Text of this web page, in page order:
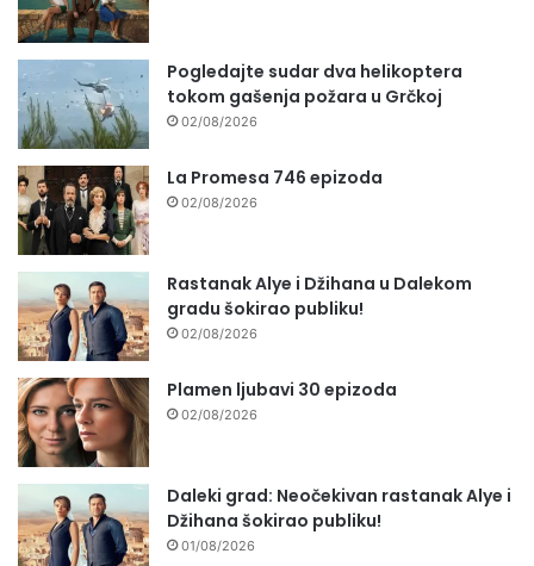
Pogledajte sudar dva helikoptera
tokom gašenja požara u Grčkoj
02/08/2026
La Promesa 746 epizoda
02/08/2026
Rastanak Alye i Džihana u Dalekom
gradu šokirao publiku!
02/08/2026
Plamen ljubavi 30 epizoda
02/08/2026
Daleki grad: Neočekivan rastanak Alye i
Džihana šokirao publiku!
01/08/2026